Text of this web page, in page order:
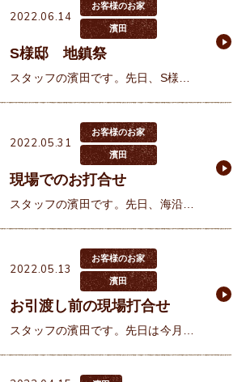
に初めてモデルハウスでお会いさせ
ていただきました。ご夫婦共に海が
2022.06.14
お客様のお家
濱田
S様邸 地鎮祭
スタッフの濱田です。先日、S様邸
したお客様からのご紹介でお会いさ
せていただきました。ご紹介をいた
2022.05.31
お客様のお家
濱田
現場でのお打合せ
スタッフの濱田です。先日、海沿い
がありました。夕日を眺めるロケー
ション、窓を開けると波の優しい音
2022.05.13
お客様のお家
濱田
お引渡し前の現場打合せ
スタッフの濱田です。先日は今月お